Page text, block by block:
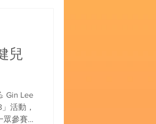
兒
活動，
眾參賽